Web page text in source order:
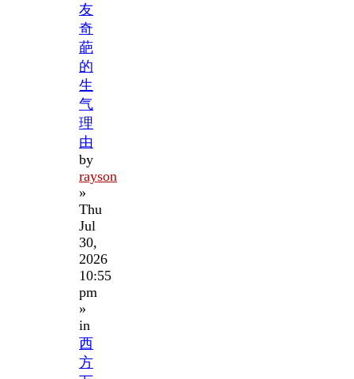
友
奇
葩
的
生
气
理
由
by
rayson
»
Thu
Jul
30,
2026
10:55
pm
»
in
西
方